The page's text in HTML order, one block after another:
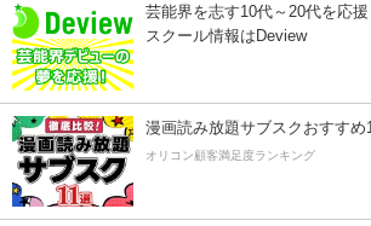
芸能界を志す10代～20代を応
スクール情報はDeview
漫画読み放題サブスクおすすめ
オリコン顧客満足度ランキング